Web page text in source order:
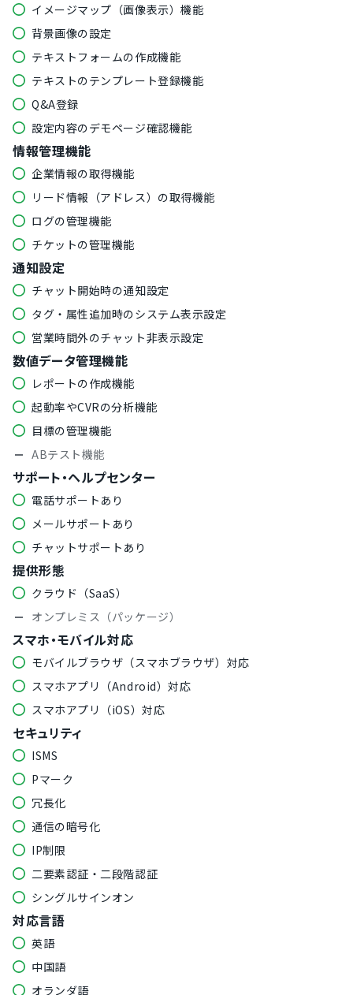
イメージマップ（画像表示）機能
背景画像の設定
テキストフォームの作成機能
テキストのテンプレート登録機能
Q&A登録
設定内容のデモページ確認機能
情報管理機能
企業情報の取得機能
リード情報（アドレス）の取得機能
ログの管理機能
チケットの管理機能
通知設定
チャット開始時の通知設定
タグ・属性追加時のシステム表示設定
営業時間外のチャット非表示設定
数値データ管理機能
レポートの作成機能
起動率やCVRの分析機能
目標の管理機能
ABテスト機能
サポート・ヘルプセンター
電話サポートあり
メールサポートあり
チャットサポートあり
提供形態
クラウド（SaaS）
オンプレミス（パッケージ）
スマホ・モバイル対応
モバイルブラウザ（スマホブラウザ）対応
スマホアプリ（Android）対応
スマホアプリ（iOS）対応
セキュリティ
ISMS
Pマーク
冗長化
通信の暗号化
IP制限
二要素認証・二段階認証
シングルサインオン
対応言語
英語
中国語
オランダ語